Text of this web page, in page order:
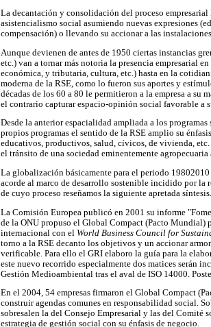
La decantación y consolidación del proceso
asistencialismo social asumiendo nuevas expresiones
compensación) o llevando su accionar a las
Aunque devienen de antes de 1950 ciertas instancias
etc.) van a tornar más notoria la presencia empresarial
económica, y tributaria, cultura, etc.) hasta en la
moderna de la RSE, como lo fueron sus aportes y
décadas de los 60 a 80 le permitieron a la empresa a su
el contrario capturar espacio-opinión social favorable a
Desde la anterior espacialidad ampliada a los
propios programas el sentido de la RSE amplio su
educativos, productivos, salud, cívicos, de vivienda,
el tránsito de una sociedad eminentemente
La globalización básicamente para el periodo
acorde al marco de desarrollo sostenible incidido por
de cuyo proceso reseñamos la siguiente apretada síntesis.
La Comisión Europea publicó en 2001 su informe
de la ONU propuso el Global Compact (Pacto Mundial)
internacional con el World Business Council for
torno a la RSE decanto los objetivos y un accionar
verificable. Para ello el GRI elaboro la guía para la
este nuevo recorrido especialmente dos matices serán
Gestión Medioambiental tras el aval de ISO 14000.
En el 2004, 54 empresas firmaron el Global Compact
construir agendas comunes en responsabilidad social.
sobresalen la del Consejo Empresarial y las del Comité
estrategia de gestión social con su énfasis de negocio.